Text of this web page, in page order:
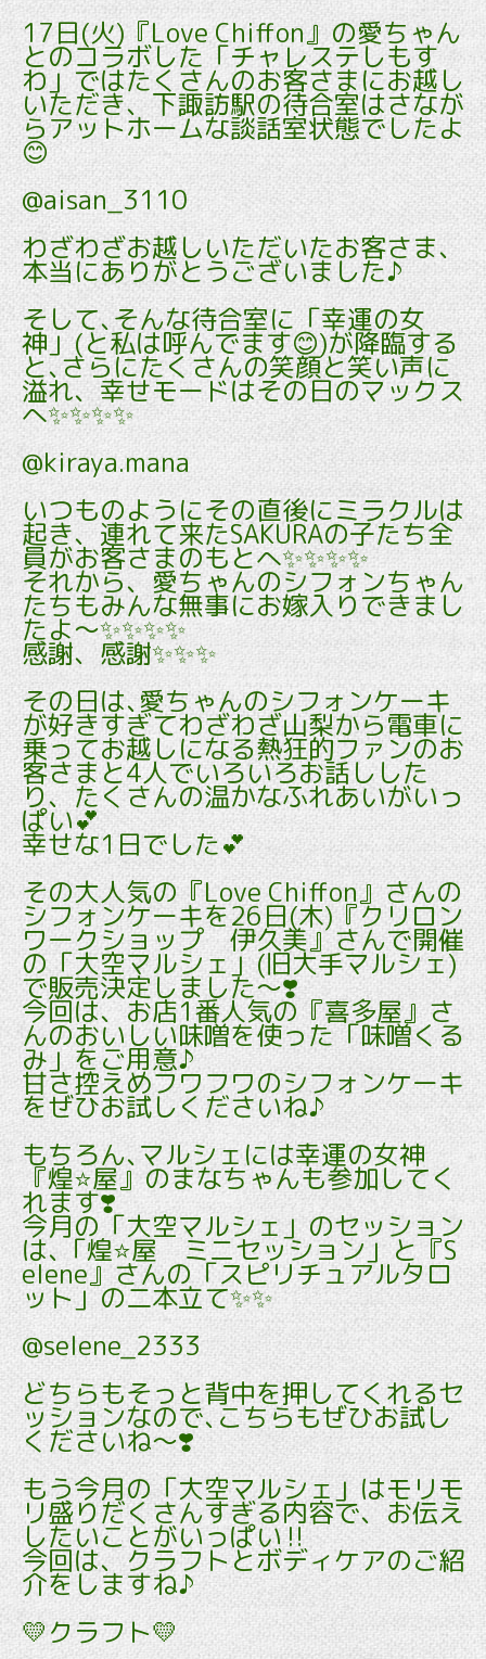
17日(火)『Love Chiffon』の愛ちゃん
とのコラボした「チャレステしもす
わ」ではたくさんのお客さまにお越し
いただき、下諏訪駅の待合室はさなが
らアットホームな談話室状態でしたよ
😊
@aisan_3110
わざわざお越しいただいたお客さま､
本当にありがとうございました♪
そして､そんな待合室に「幸運の女
神」(と私は呼んでます😊)が降臨する
と､さらにたくさんの笑顔と笑い声に
溢れ、幸せモードはその日のマックス
へ✨✨✨✨
@kiraya.mana
いつものようにその直後にミラクルは
起き、連れて来たSAKURAの子たち全
員がお客さまのもとへ✨✨✨✨
それから、愛ちゃんのシフォンちゃん
たちもみんな無事にお嫁入りできまし
たよ～✨✨✨✨
感謝、感謝✨✨✨
その日は､愛ちゃんのシフォンケーキ
が好きすぎてわざわざ山梨から電車に
乗ってお越しになる熱狂的ファンのお
客さまと4人でいろいろお話しした
り、たくさんの温かなふれあいがいっ
ぱい💕
幸せな1日でした💕
その大人気の『Love Chiffon』さんの
シフォンケーキを26日(木)『クリロン
ワークショップ 伊久美』さんで開催
の「大空マルシェ」(旧大手マルシェ)
で販売決定しました～❣️
今回は、お店1番人気の『喜多屋』さ
んのおいしい味噌を使った「味噌くる
み」をご用意♪
甘さ控えめフワフワのシフォンケーキ
をぜひお試しくださいね♪
もちろん､マルシェには幸運の女神
『煌⭐️屋』のまなちゃんも参加してく
れます❣️
今月の「大空マルシェ」のセッション
は､「煌⭐️屋 ミニセッション」と『S
elene』さんの「スピリチュアルタロ
ット」の二本立て✨✨
@selene_2333
どちらもそっと背中を押してくれるセ
ッションなので､こちらもぜひお試し
くださいね～❣️
もう今月の「大空マルシェ」はモリモ
リ盛りだくさんすぎる内容で、お伝え
したいことがいっぱい‼️
今回は、クラフトとボディケアのご紹
介をしますね♪
💛クラフト💛